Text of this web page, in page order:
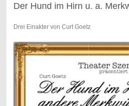
Der Hund im Hirn u. a.
Drei Einakter von Curt Goetz